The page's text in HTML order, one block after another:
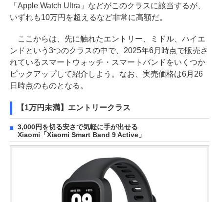
「Apple Watch Ultra」などがこのクラスに該当するが、
いずれも10万円を超えるなど非常に高額だ。
ここからは、先に触れたエントリー、ミドル、ハイエ
ンドという3つのクラスの中で、2025年6月時点で販売さ
れているスマートウォッチ・スマートバンドをいくつか
ピックアップして紹介しよう。なお、実売価格は6月26
日時点のものとなる。
【1万円未満】エントリークラス
3,000円を切る安さで気軽に手が出せる
Xiaomi「Xiaomi Smart Band 9 Active」